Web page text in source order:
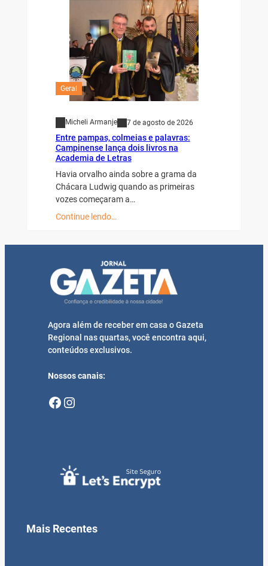
Geral
Micheli Armanje 7 de agosto de 2026
Entre pampas, colmeias e palavras:
Campinense lança dois livros na
Academia de Letras
Havia orvalho ainda sobre a grama da
Chácara Ludwig quando as primeiras
vozes começaram a…
Continue lendo…
Agora além de receber em casa o Gazeta
Regional nas quartas, você encontra aqui,
conteúdos exclusivos.
Nossos canais:
Facebook Instagram
Mais Recentes